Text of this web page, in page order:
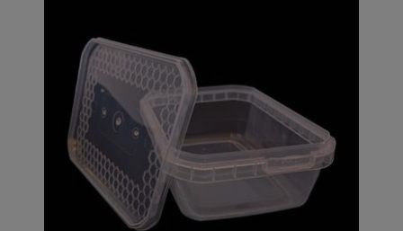
βγαίνει η υγρασία από την κυψέλη • Δε χρειάζεται
καμία απολύτως συντήρηση. Κατασκευασμένος από
πλαστικό κατάλληλο για τρόφιμα.